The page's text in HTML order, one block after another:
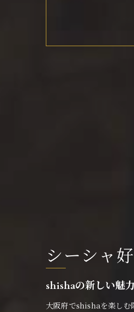
シーシャ
shishaの新しい魅
大阪府でshishaを楽しむ